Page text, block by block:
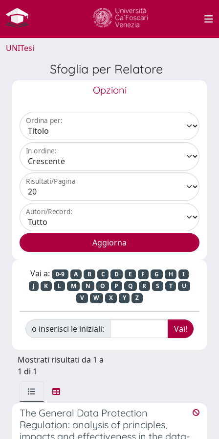
UNITesi
Sfoglia per Relatore
Opzioni
Ordina per:
In ordine:
Risultati/Pagina
Autori/Record:
Vai a: 0-9 A B C D E F G H
I
J
K L M N O P Q R S T
U
V
W X Y Z
o inserisci le iniziali:
Mostrati risultati da 1 a
1 di 1
The General Data Protection
Regulation: analysis of principles,
impacts and effectiveness in the data-